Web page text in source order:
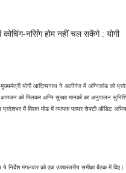
नर्सिंग होम नहीं चल सकेंगे : योगी
योगी आदित्यनाथ ने अलीगंज में अग्निकांड को
को मिलकर अग्नि सुरक्षा मानकों का अनुपालन
प्रदेशभर में मिशन मोड में व्यापक फायर सेफ्टी ऑडिट
ये निर्देश मंगलवार को एक उच्चस्तरीय समीक्षा बैठक में